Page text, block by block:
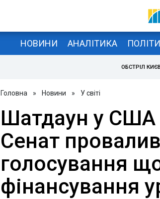
НОВИНИ АНАЛІТИКА
ОБСТРІЛ
Головна » Новини » У світі
Шатдаун у США
Сенат провалив
голосування
фінансування